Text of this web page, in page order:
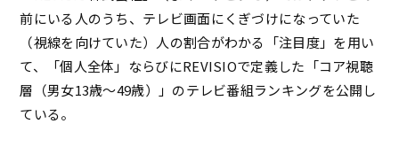
前にいる人のうち、テレビ画面にくぎづけになっていた
（視線を向けていた）人の割合がわかる「注目度」を用い
て、「個人全体」ならびにREVISIOで定義した「コア視聴
層（男女13歳～49歳）」のテレビ番組ランキングを公開し
ている。